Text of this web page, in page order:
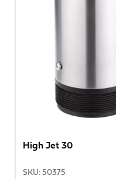
High Jet 30
SKU: 50375